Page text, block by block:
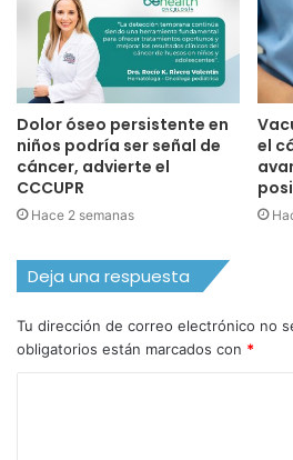
Dolor óseo persistente en
niños podría ser señal de
cáncer, advierte el
CCCUPR
Hace 2 semanas
el
Deja una respuesta
Tu dirección de correo electrónico no
obligatorios están marcados con *